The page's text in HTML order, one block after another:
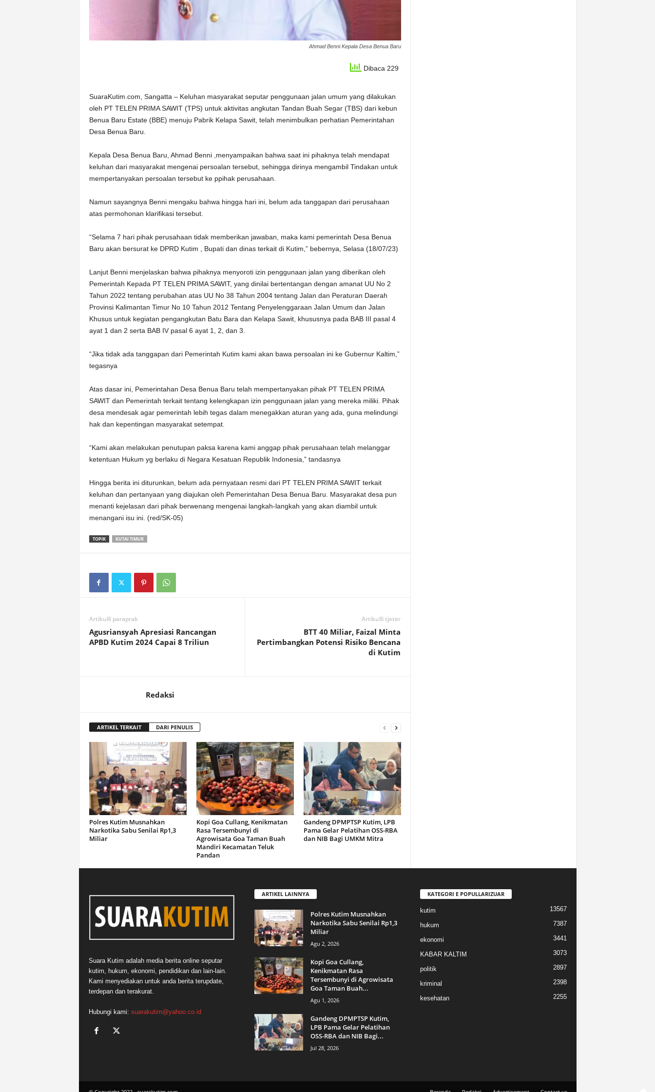
Ahmad Benni Kepala Desa Benua Baru
Dibaca 229
SuaraKutim.com, Sangatta – Keluhan masyarakat seputar penggunaan jalan umum yang dilakukan
oleh PT TELEN PRIMA SAWIT (TPS) untuk aktivitas angkutan Tandan Buah Segar (TBS) dari kebun
Benua Baru Estate (BBE) menuju Pabrik Kelapa Sawit, telah menimbulkan perhatian Pemerintahan
Desa Benua Baru.
Kepala Desa Benua Baru, Ahmad Benni ,menyampaikan bahwa saat ini pihaknya telah mendapat
keluhan dari masyarakat mengenai persoalan tersebut, sehingga dirinya mengambil Tindakan untuk
mempertanyakan persoalan tersebut ke ppihak perusahaan.
Namun sayangnya Benni mengaku bahwa hingga hari ini, belum ada tanggapan dari perusahaan
atas permohonan klarifikasi tersebut.
“Selama 7 hari pihak perusahaan tidak memberikan jawaban, maka kami pemerintah Desa Benua
Baru akan bersurat ke DPRD Kutim , Bupati dan dinas terkait di Kutim,” bebernya, Selasa (18/07/23)
Lanjut Benni menjelaskan bahwa pihaknya menyoroti izin penggunaan jalan yang diberikan oleh
Pemerintah Kepada PT TELEN PRIMA SAWIT, yang dinilai bertentangan dengan amanat UU No 2
Tahun 2022 tentang perubahan atas UU No 38 Tahun 2004 tentang Jalan dan Peraturan Daerah
Provinsi Kalimantan Timur No 10 Tahun 2012 Tentang Penyelenggaraan Jalan Umum dan Jalan
Khusus untuk kegiatan pengangkutan Batu Bara dan Kelapa Sawit, khususnya pada BAB III pasal 4
ayat 1 dan 2 serta BAB IV pasal 6 ayat 1, 2, dan 3.
“Jika tidak ada tanggapan dari Pemerintah Kutim kami akan bawa persoalan ini ke Gubernur Kaltim,”
tegasnya
Atas dasar ini, Pemerintahan Desa Benua Baru telah mempertanyakan pihak PT TELEN PRIMA
SAWIT dan Pemerintah terkait tentang kelengkapan izin penggunaan jalan yang mereka miliki. Pihak
desa mendesak agar pemerintah lebih tegas dalam menegakkan aturan yang ada, guna melindungi
hak dan kepentingan masyarakat setempat.
“Kami akan melakukan penutupan paksa karena kami anggap pihak perusahaan telah melanggar
ketentuan Hukum yg berlaku di Negara Kesatuan Republik Indonesia,” tandasnya
Hingga berita ini diturunkan, belum ada pernyataan resmi dari PT TELEN PRIMA SAWIT terkait
keluhan dan pertanyaan yang diajukan oleh Pemerintahan Desa Benua Baru. Masyarakat desa pun
menanti kejelasan dari pihak berwenang mengenai langkah-langkah yang akan diambil untuk
menangani isu ini. (red/SK-05)
TOPIK KUTAI TIMUR
Artikulli paraprak
Agusriansyah Apresiasi Rancangan
APBD Kutim 2024 Capai 8 Triliun
Artikulli tjetër
BTT 40 Miliar, Faizal Minta
Pertimbangkan Potensi Risiko Bencana
di Kutim
Redaksi
ARTIKEL TERKAIT DARI PENULIS
Polres Kutim Musnahkan
Narkotika Sabu Senilai Rp1,3
Miliar
Kopi Goa Cullang, Kenikmatan
Rasa Tersembunyi di
Agrowisata Goa Taman Buah
Mandiri Kecamatan Teluk
Pandan
Gandeng DPMPTSP Kutim, LPB
Pama Gelar Pelatihan OSS-RBA
dan NIB Bagi UMKM Mitra
Suara Kutim adalah media berita online seputar
kutim, hukum, ekonomi, pendidikan dan lain-lain.
Kami menyediakan untuk anda berita terupdate,
terdepan dan terakurat.
Hubungi kami: suarakutim@yahoo.co.id
ARTIKEL LAINNYA
Polres Kutim Musnahkan
Narkotika Sabu Senilai Rp1,3
Miliar
Agu 2, 2026
Kopi Goa Cullang,
Kenikmatan Rasa
Tersembunyi di Agrowisata
Goa Taman Buah...
Agu 1, 2026
Gandeng DPMPTSP Kutim,
LPB Pama Gelar Pelatihan
OSS-RBA dan NIB Bagi...
Jul 28, 2026
KATEGORI E POPULLARIZUAR
kutim 13567
hukum 7387
ekonomi 3441
KABAR KALTIM 3073
politik 2897
kriminal 2398
kesehatan 2255